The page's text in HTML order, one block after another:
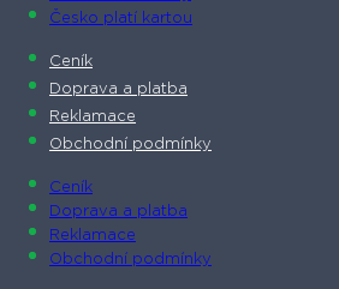
Česko platí kartou
Ceník
Doprava a platba
Reklamace
Obchodní podmínky
Ceník
Doprava a platba
Reklamace
Obchodní podmínky